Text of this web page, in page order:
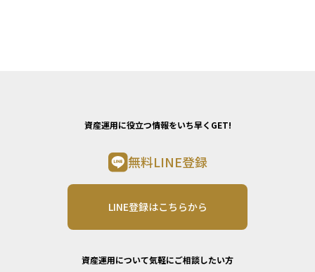
資産運用に役立つ情報をいち早くGET!
無料LINE登録
LINE登録はこちらから
資産運用について気軽にご相談したい方